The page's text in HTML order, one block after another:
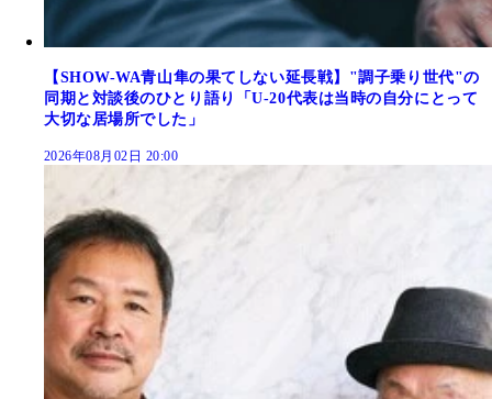
【SHOW-WA青山隼の果てしない延長戦】"調子乗り世代"の
同期と対談後のひとり語り「U-20代表は当時の自分にとって
大切な居場所でした」
2026年08月02日 20:00